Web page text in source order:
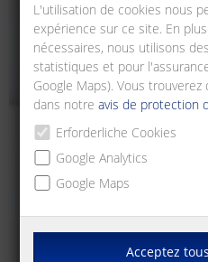
L'utilisation de cookies nous
expérience sur ce site. En
nécessaires, nous utilisons
statistiques et pour
Google Maps). Vous
dans notreavis de protection
Erforderliche Cookies
Google Analytics
Google Maps
Acceptez